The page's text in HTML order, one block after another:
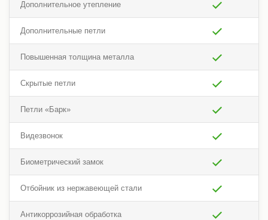
Дополнительное утепление
Дополнительные петли
Повышенная толщина металла
Скрытые петли
Петли «Барк»
Видезвонок
Биометрический замок
Отбойник из нержавеющей стали
Антикоррозийная обработка